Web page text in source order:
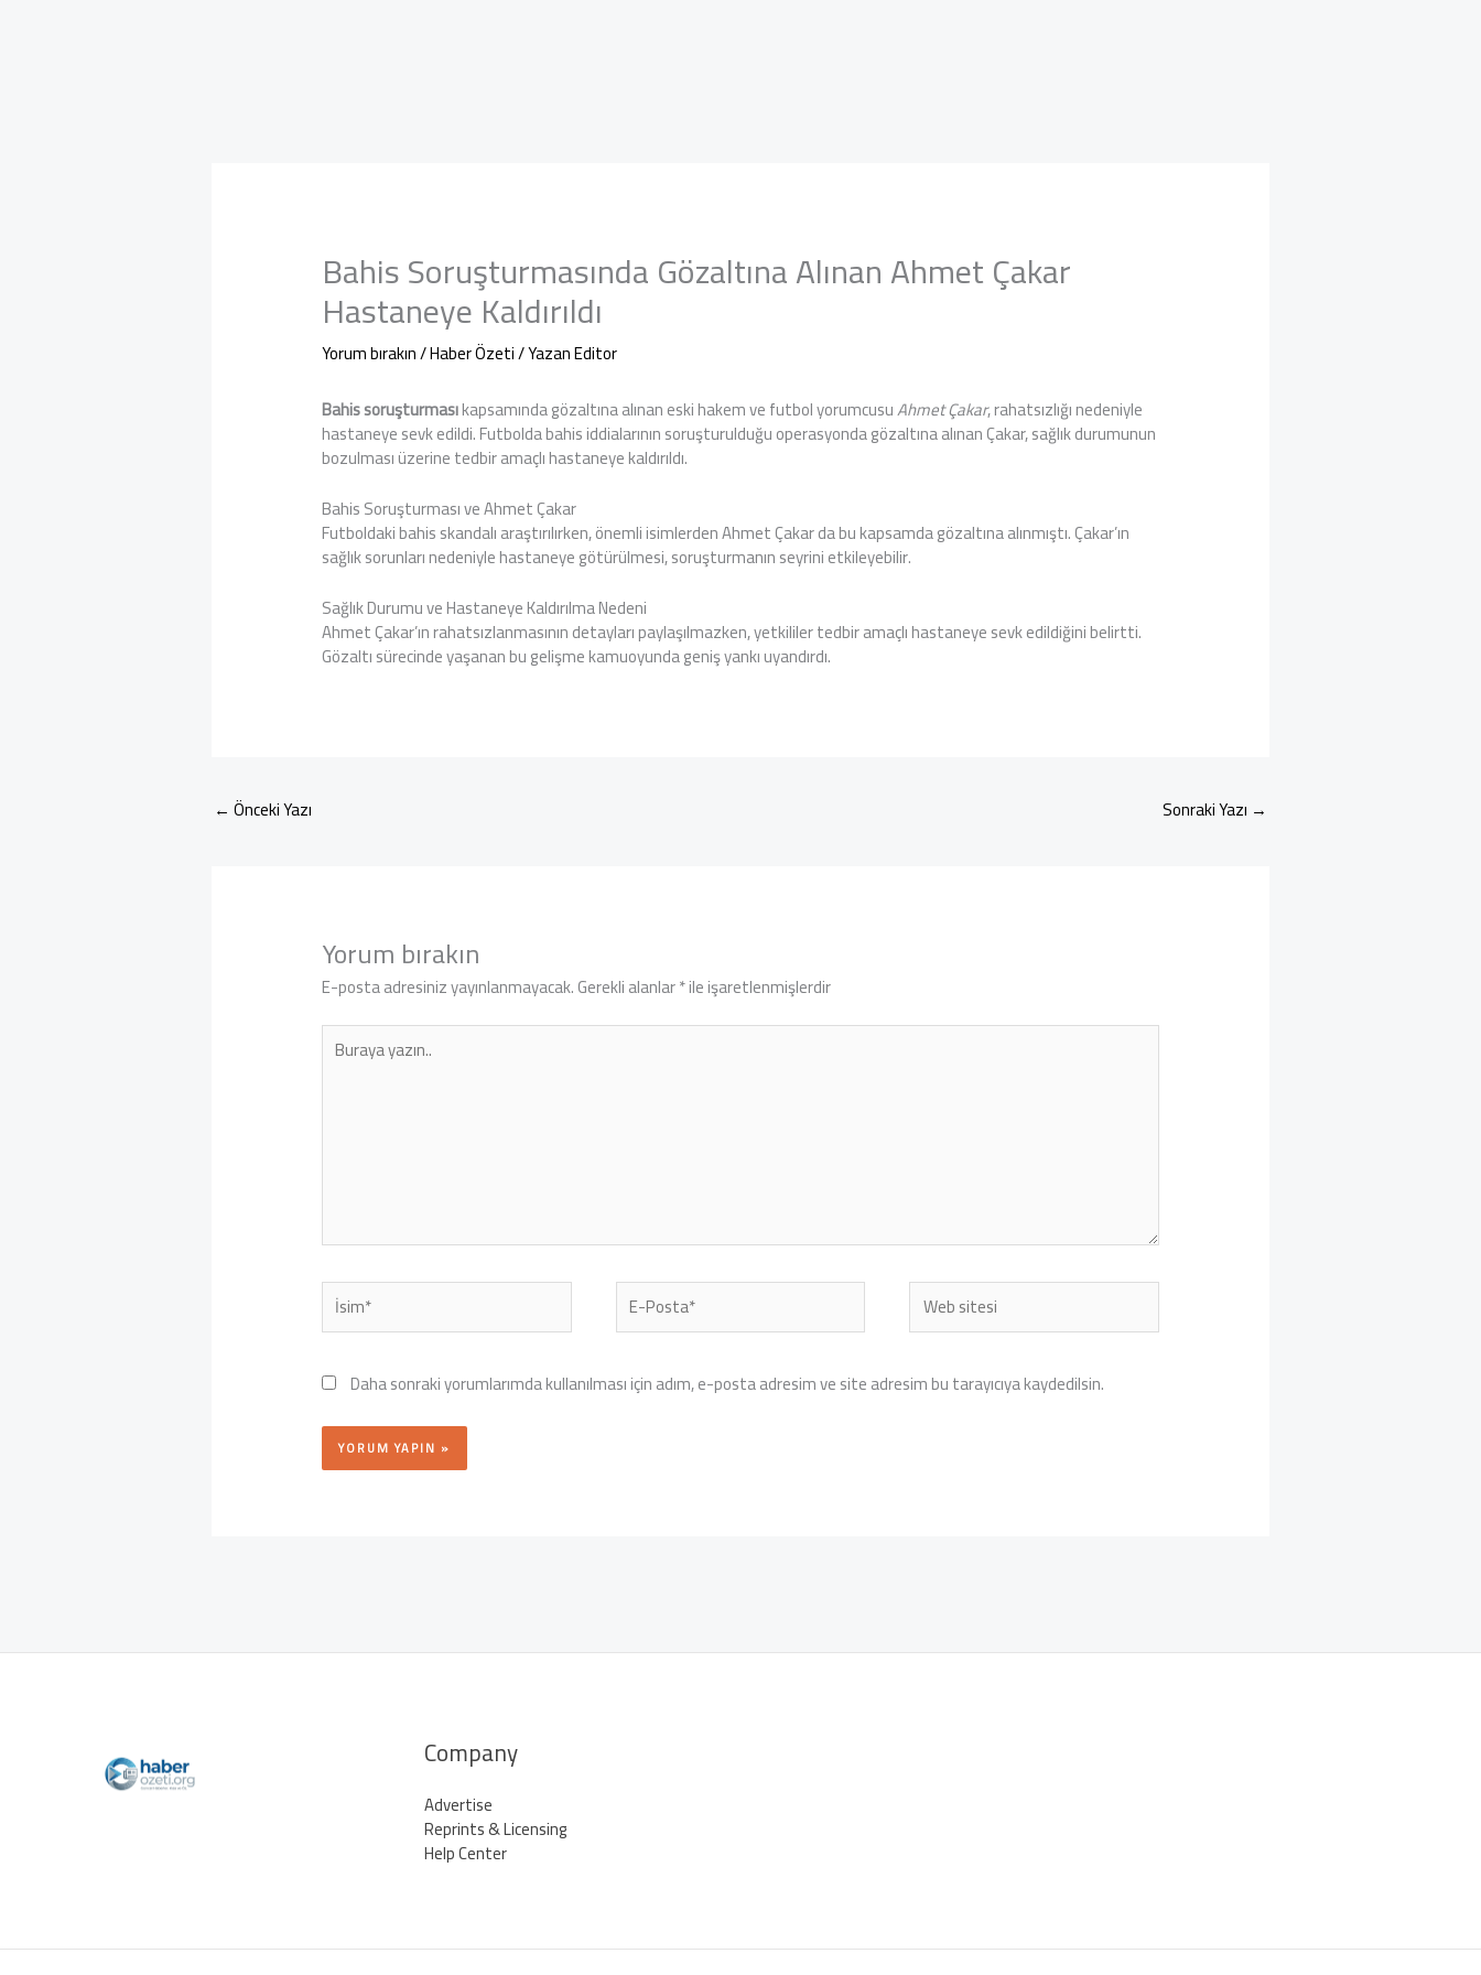
Bahis Soruşturmasında Gözaltına Alınan Ahmet Çakar
Hastaneye Kaldırıldı
Yorum bırakın/Haber Özeti/ YazanEditor
Bahis soruşturmasıkapsamında gözaltına alınan eski hakem ve futbol yorumcusuAhmet Çakar, rahatsızlığı nedeniyle
hastaneye sevk edildi. Futbolda bahis iddialarının soruşturulduğu operasyonda gözaltına alınan Çakar, sağlık durumunun
bozulması üzerine tedbir amaçlı hastaneye kaldırıldı.
Bahis Soruşturması ve Ahmet Çakar
Futboldaki bahis skandalı araştırılırken, önemli isimlerden Ahmet Çakar da bu kapsamda gözaltına alınmıştı. Çakar’ın
sağlık sorunları nedeniyle hastaneye götürülmesi, soruşturmanın seyrini etkileyebilir.
Sağlık Durumu ve Hastaneye Kaldırılma Nedeni
Ahmet Çakar’ın rahatsızlanmasının detayları paylaşılmazken, yetkililer tedbir amaçlı hastaneye sevk edildiğini belirtti.
Gözaltı sürecinde yaşanan bu gelişme kamuoyunda geniş yankı uyandırdı.
← Önceki Yazı Sonraki Yazı →
Yorum bırakın
E-posta adresiniz yayınlanmayacak.Gerekli alanlar*ile işaretlenmişlerdir
Buraya
yazın..
İsim* E-
Posta*
Web
sitesi
Daha sonraki yorumlarımda kullanılması için adım, e-posta adresim ve site adresim bu tarayıcıya kaydedilsin.
Company
Advertise
Reprints & Licensing
Help Center